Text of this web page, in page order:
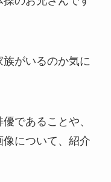
がいるのか気に
であることや、
について、紹介